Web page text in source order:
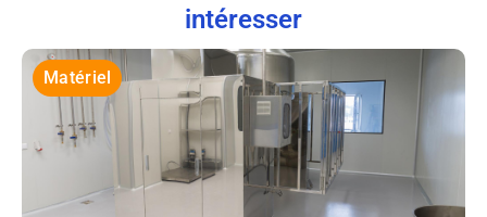
intéresser
Matériel